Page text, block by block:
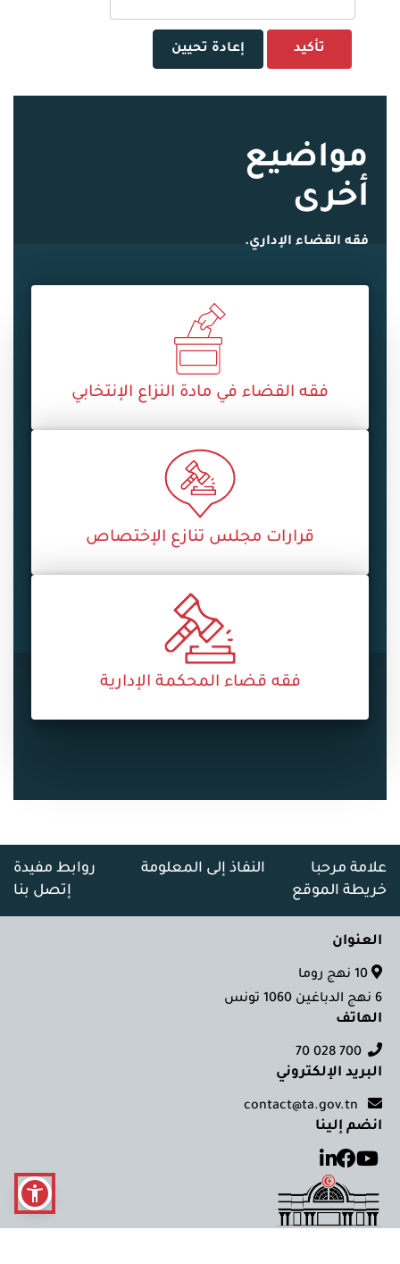
تأكيد إعادة تحيين
مواضيع
أخرى
فقه القضاء الإداري.
فقه القضاء في مادة النزاع الإنتخابي
قرارات مجلس تنازع الإختصاص
فقه قضاء المحكمة الإدارية
علامة مرحبا النفاذ إلى المعلومة
روابط مفيدة
خريطة الموقع
إتصل بنا
العنوان
6 نهج الدباغين 1060 تونس
الهاتف
700 028 70
البريد الإلكتروني
انضم إلينا